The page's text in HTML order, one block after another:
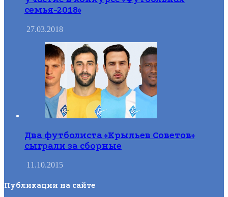
В Самаре открыт прием заявок на
участие в конкурсе «Футбольная
семья-2018»
27.03.2018
Два футболиста «Крыльев Советов»
сыграли за сборные
11.10.2015